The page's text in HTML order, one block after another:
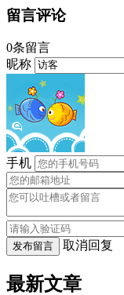
留言评论
0条留言
昵称
手机
发布留言 取消回复
最新文章